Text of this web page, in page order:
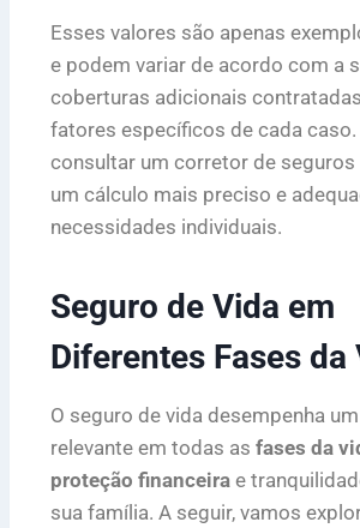
Esses valores são apenas
e podem variar de acordo com a
coberturas adicionais
fatores específicos de cada caso.
consultar um corretor de
um cálculo mais preciso e
necessidades individuais.
Seguro de Vida em
Diferentes Fases da
O seguro de vida desempenha
relevante em todas as fases da
proteção financeira e
sua família. A seguir, vamos